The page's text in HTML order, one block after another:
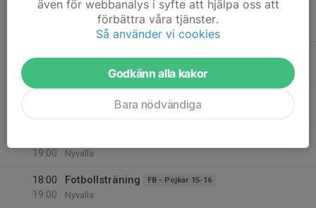
Division 3 dam grp 1
Moravallen
Ons
18:00
Fotbollsträning FB - Flickor 17
Gullringsplanen
Gullringsplanen
19:00
Nyvalla
18:00
19:00
Fotbollsträning FB - Pojkar 15-16
Nyvalla
även för webbanalys i syfte att hjälpa oss att
förbättra våra tjänster.
Så använder vi cookies
Godkänn alla kakor
Bara nödvändiga